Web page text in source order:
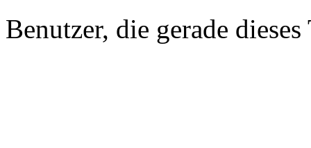
Benutzer, die gerade